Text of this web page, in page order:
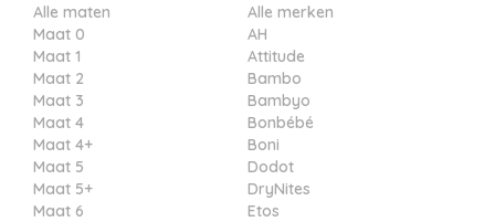
Alle maten
Maat 0
Maat 1
Maat 2
Maat 3
Maat 4
Maat 4+
Maat 5
Maat 5+
Maat 6
Alle merken
AH
Attitude
Bambo
Bambyo
Bonbébé
Boni
Dodot
DryNites
Etos